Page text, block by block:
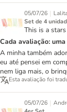
05/07/26 |
Set de 4
This is a
Cada avaliação:
A minha também
eu até pensei em
nem liga mais, o
Esta avaliação foi
05/07/26 |